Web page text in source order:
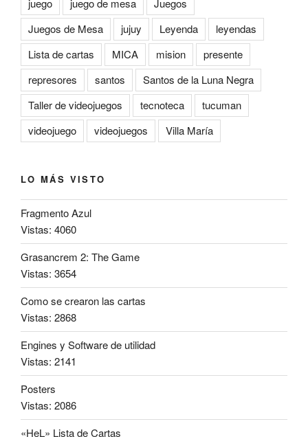
juego juego de mesa
Juegos
Juegos de Mesa
jujuy Leyenda
leyendas
Lista de cartas
MICA mision
presente
represores
santos
Santos de la Luna Negra
Taller de videojuegos
tecnoteca
tucuman
videojuego
videojuegos Villa María
LO MÁS VISTO
Fragmento Azul
Vistas: 4060
Grasancrem 2: The Game
Vistas: 3654
Como se crearon las cartas
Vistas: 2868
Engines y Software de utilidad
Vistas: 2141
Posters
Vistas: 2086
«HeL» Lista de Cartas